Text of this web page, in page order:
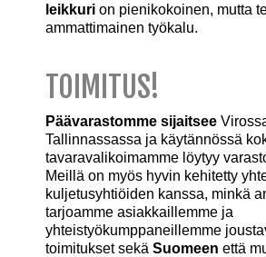
leikkuri on pienikokoinen, mutta
ammattimainen työkalu.
TOIMITUS!
Päävarastomme sijaitsee
Tallinnassassa ja käytännössä
tavaravalikoimamme löytyy
Meillä on myös hyvin kehitetty
kuljetusyhtiöiden kanssa, minkä
tarjoamme asiakkaillemme ja
yhteistyökumppaneillemme
toimitukset sekä Suomeen että